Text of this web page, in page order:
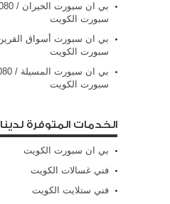
سبورت الكويت
سبورت الكويت
سبورت الكويت
الخدمات المتوفرة لدينا
بي ان سبورت الكويت
فني غسالات الكويت
فني ستلايت الكويت